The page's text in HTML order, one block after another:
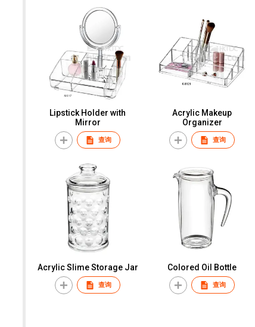
Lipstick Holder with
Mirror
查询
Acrylic Makeup
Organizer
查询
Acrylic Slime Storage Jar
查询
Colored Oil Bottle
查询